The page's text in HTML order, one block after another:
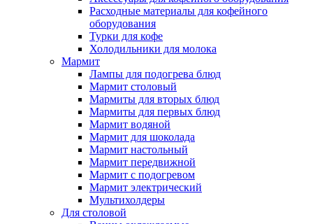
Расходные материалы для кофейного
оборудования
Турки для кофе
Холодильники для молока
Мармит
Лампы для подогрева блюд
Мармит столовый
Мармиты для вторых блюд
Мармиты для первых блюд
Мармит водяной
Мармит для шоколада
Мармит настольный
Мармит передвижной
Мармит с подогревом
Мармит электрический
Мультихолдеры
Для столовой